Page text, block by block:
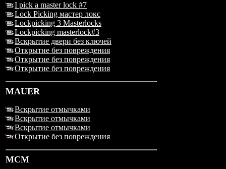
I pick a master lock #7
Lock Picking мастер локс
Lockpicking 3 Masterlocks
Lockpicking masterlock#3
Вскрытие двери без ключей
Открытие без повреждения
Открытие без повреждения
Открытие без повреждения
MAUER
Вскрытие отмычками
Вскрытие отмычками
Вскрытие отмычками
Открытие без повреждения
MCM